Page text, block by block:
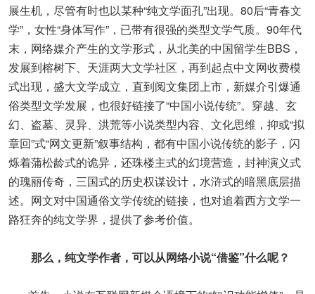
展生机，尽管有时也以某种“纯文学面孔”出现。80后“青春文
学”，女性“身体写作”，已带有很强的类型文学气质。90年代
末，网络媒介产生的文学形式，从北美的中国留学生BBS，
发展到榕树下、天涯两大文学社区，再到起点中文网收费模
式出现，盛大文学成立，直到阅文集团上市，新媒介引爆通
俗类型文学发展，也很好链接了“中国小说传统”。穿越、玄
幻、盗墓、灵异、洪荒等小说类型内容、文化思维，抑或“拟
章回”式“网文更新”叙事结构，都有中国小说传统的影子，闪
烁着蒲松龄式的诡异，还珠楼主式的幻境营造，封神演义式
的瑰丽传奇，三国式的历史权谋设计，水浒式的暗黑底层描
述。网文对中国通俗文学传统的链接，也对追着西方文学一
路狂奔的纯文学界，提供了参考价值。
那么，纯文学作者，可以从网络小说“借鉴”什么呢？